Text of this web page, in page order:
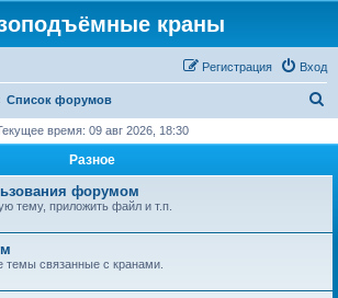
краны
Вход
Регистрация
Список форумов
с
время: 09 авг 2026, 18:30
Разное
форумом
тему, приложить файл и т.п.
связанные с кранами.